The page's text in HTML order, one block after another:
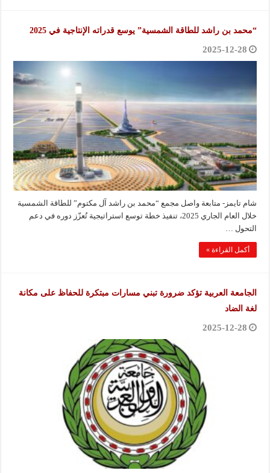
“محمد بن راشد للطاقة الشمسية” يوسع قدراته الإنتاجية في 2025
2025-12-28
شام تايمز- متابعة واصل مجمع “محمد بن راشد آل مكتوم” للطاقة الشمسية
خلال العام الجاري 2025، تنفيذ خطة توسع استراتيجية تُعزّز دوره في دعم
التحول …
أكمل القراءة »
الجامعة العربية تؤكد ضرورة تبني مسارات مبتكرة للحفاظ على مكانة
لغة الضاد
2025-12-28